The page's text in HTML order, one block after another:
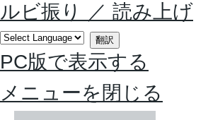
ルビ振り
／ 読み上げ
翻訳
PC版で表示する
メニューを閉じる